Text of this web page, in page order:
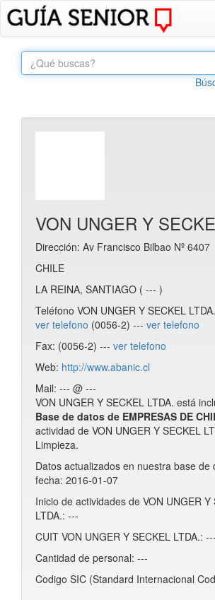
VON UNGER Y
Dirección: Av Francisco Bilbao Nº 6407
CHILE
LA REINA, SANTIAGO ( --- )
Teléfono VON UNGER Y SECKEL
ver telefono (0056-2) --- ver telefono
Fax: (0056-2) --- ver telefono
Web: http://www.abanic.cl
Mail: --- @ ---
VON UNGER Y SECKEL LTDA. está
Base de datos de EMPRESAS DE
actividad de VON UNGER Y SECKEL
Limpieza.
Datos actualizados en nuestra base de
fecha: 2016-01-07
Inicio de actividades de VON UNGER Y
LTDA.: ---
CUIT VON UNGER Y SECKEL LTDA.: ---
Cantidad de personal: ---
Codigo SIC (Standard Internacional